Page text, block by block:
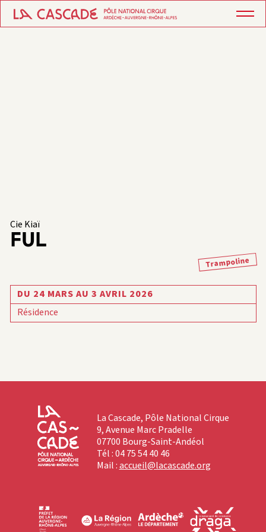
Cie Kiaï
FUL
Trampoline
DU 24 MARS AU 3 AVRIL 2026
Résidence
La Cascade, Pôle National Cirque
9, Avenue Marc Pradelle
07700 Bourg-Saint-Andéol
Tél : 04 75 54 40 46
Mail :accueil@lacascade.org